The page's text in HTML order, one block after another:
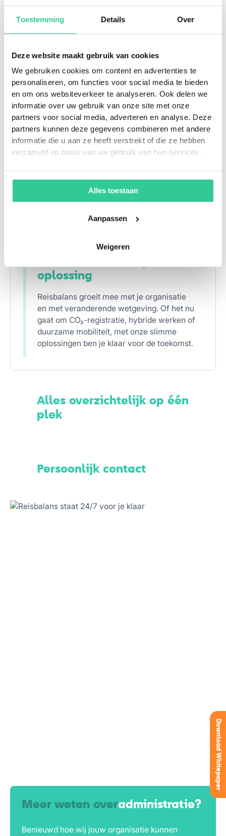
Toestemming Details Over
Deze website maakt gebruik van cookies
We gebruiken cookies om content en advertenties te
personaliseren, om functies voor social media te bieden
en om ons websiteverkeer te analyseren. Ook delen we
informatie over uw gebruik van onze site met onze
partners voor social media, adverteren en analyse. Deze
partners kunnen deze gegevens combineren met andere
informatie die u aan ze heeft verstrekt of die ze hebben
verzameld op basis van uw gebruik van hun services.
Alles toestaan
Aanpassen
Weigeren
eenvoudig met Reisbalans”
Sinds 2020 klant bij Reisbalans: ANWB! In deze
case lees je hoe de ANWB Reisbalans in de
praktijk gebruikt.
oplossing
Reisbalans groeit mee met je organisatie
en met veranderende wetgeving. Of het nu
gaat om CO₂-registratie, hybride werken of
duurzame mobiliteit, met onze slimme
oplossingen ben je klaar voor de toekomst.
Alles overzichtelijk op één
plek
Persoonlijk contact
Download Whitepaper
Meer weten overadministratie?
Benieuwd hoe wij jouw organisatie kunnen